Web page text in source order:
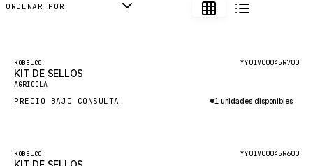
DONALDSON
HIDROMEK
MANITOU
HYBEL
ORDENAR POR
Destacado
KOBELCO YY01V00045R700
KIT DE SELLOS
AGRICOLA
PRECIO BAJO CONSULTA 1 unidades disponibles
Destacado
KOBELCO YY01V00045R600